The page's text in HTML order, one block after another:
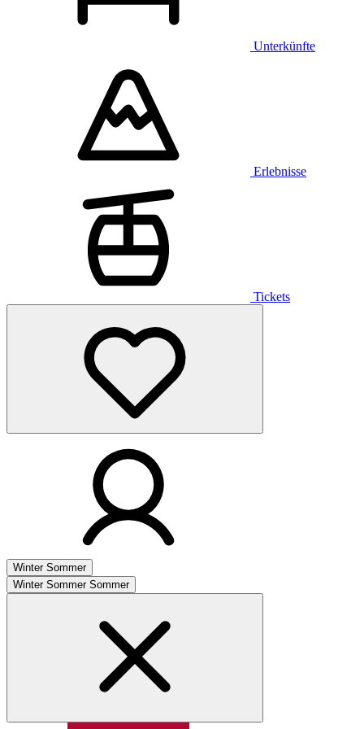
Unterkünfte
Erlebnisse
Tickets
Winter Sommer
Winter Sommer Sommer